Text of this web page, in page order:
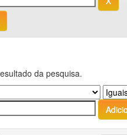
da pesquisa.